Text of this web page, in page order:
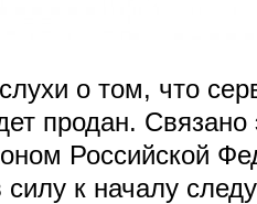
о том, что
продан. Связано
Российской
силу к началу